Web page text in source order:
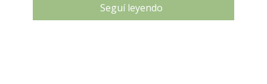
Seguí leyendo